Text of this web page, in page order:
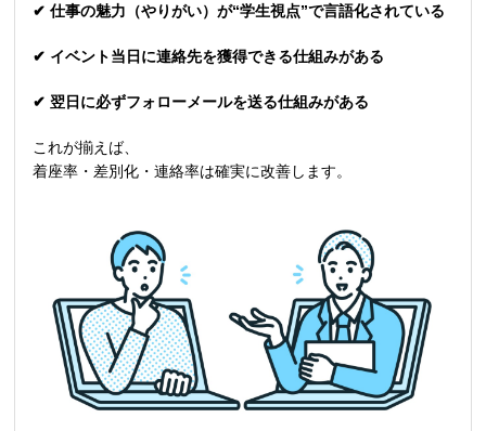
✔ 仕事の魅力（やりがい）が“学生視点”で言語化されている
✔ イベント当日に連絡先を獲得できる仕組みがある
✔ 翌日に必ずフォローメールを送る仕組みがある
これが揃えば、
着座率・差別化・連絡率は確実に改善します。